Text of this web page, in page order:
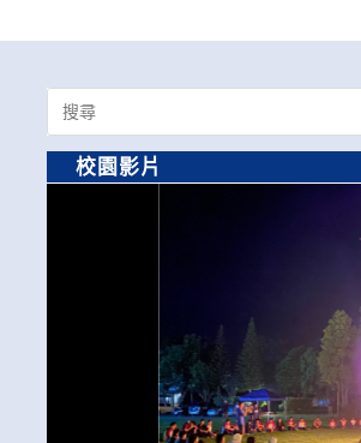
Search
for:
校園影片